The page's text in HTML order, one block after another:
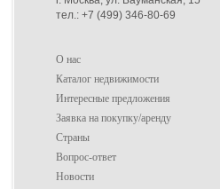
тел.: +7 (499) 346-80-69
О нас
Каталог недвижимости
Интересные предложения
Заявка на покупку/аренду
Страны
Вопрос-ответ
Новости